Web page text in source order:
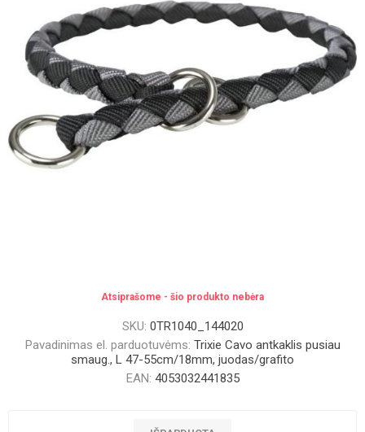
Atsiprašome - šio produkto nebėra
SKU: 0TR1040_144020
Pavadinimas el. parduotuvėms: Trixie Cavo antkaklis pusiau
smaug., L 47-55cm/18mm, juodas/grafito
EAN: 4053032441835